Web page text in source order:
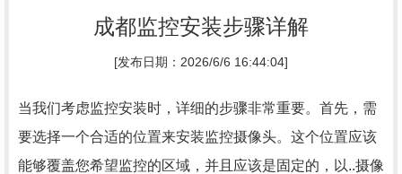
成都监控安装步骤详解
[发布日期：2026/6/6 16:44:04]
当我们考虑监控安装时，详细的步骤非常重要。首先，需
要选择一个合适的位置来安装监控摄像头。这个位置应该
能够覆盖您希望监控的区域，并且应该是固定的，以..摄像